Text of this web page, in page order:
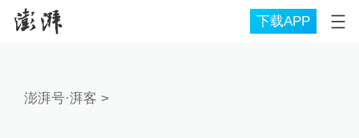
下载APP
澎湃号·湃客 >